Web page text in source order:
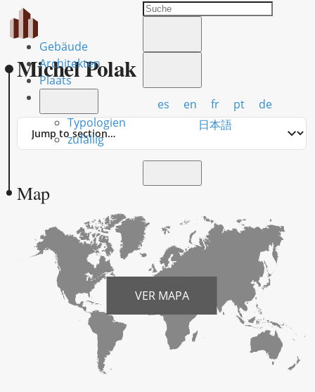
Gebäude
Architekten
Plaats
Typologien
zufällig
es en fr pt
de
日本語
Michel Polak
Jump
Map
VER MAPA